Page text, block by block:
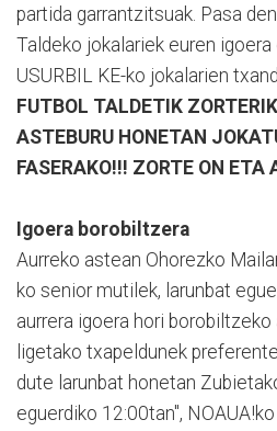
partida garrantzitsuak. Pasa
Taldeko jokalariek euren
USURBIL KE-ko jokalarien
FUTBOL TALDETIK
ASTEBURU HONETAN
FASERAKO!!! ZORTE ON ETA
Igoera borobiltzera
Aurreko astean Ohorezko
ko senior mutilek, larunbat
aurrera igoera hori borobiltzeko
ligetako txapeldunek
dute larunbat honetan
eguerdiko 12:00tan",